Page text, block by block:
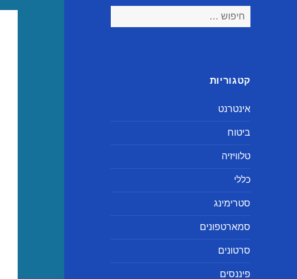
חיפוש:
קטגוריות
אינטרנט
ביטוח
טלוויזיה
כללי
סטרימינג
סמארטפונים
סרטונים
פיננסים